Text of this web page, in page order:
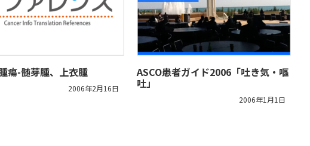
瘍-髄芽腫、上衣腫
2006年2月16日
ASCO患者ガイド2006「吐き気・嘔
吐」
2006年1月1日